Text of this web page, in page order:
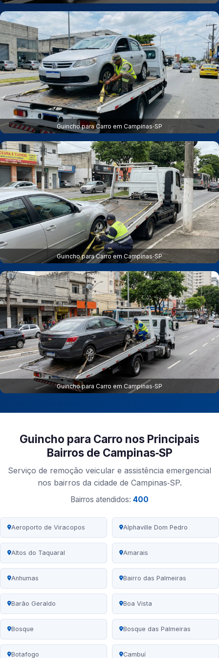
Guincho para Carro em Campinas‑SP
Guincho para Carro em Campinas‑SP
Guincho para Carro em Campinas‑SP
Guincho para Carro nos Principais
Bairros de Campinas‑SP
Serviço de remoção veicular e assistência emergencial
nos bairros da cidade de Campinas‑SP.
Bairros atendidos: 400
Aeroporto de Viracopos Alphaville Dom Pedro
Altos do Taquaral Amarais
Anhumas Bairro das Palmeiras
Barão Geraldo Boa Vista
Bosque Bosque das Palmeiras
Botafogo Cambuí